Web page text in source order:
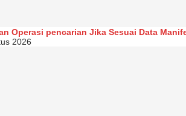
Operasi pencarian Jika Sesuai Data
2026